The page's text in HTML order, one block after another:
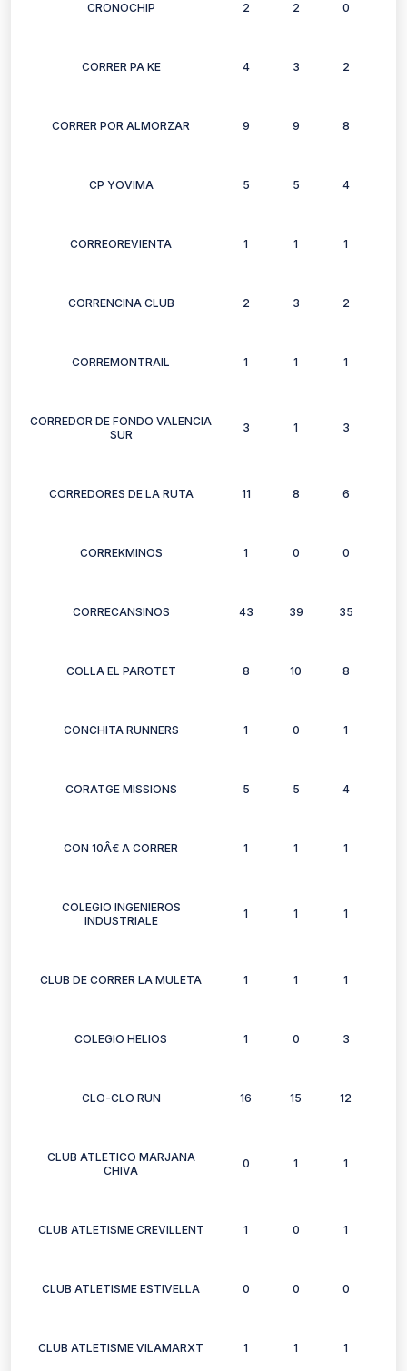
CRONOCHIP 2 2 0
CORRER PA KE 4 3 2
CORRER POR ALMORZAR 9 9 8
CP YOVIMA 5 5 4
CORREOREVIENTA 1 1 1
CORRENCINA CLUB 2 3 2
CORREMONTRAIL 1 1 1
CORREDOR DE FONDO VALENCIA
SUR
3 1 3
CORREDORES DE LA RUTA 11 8 6
CORREKMINOS 1 0 0
CORRECANSINOS 43 39 35
COLLA EL PAROTET 8 10 8
CONCHITA RUNNERS 1 0 1
CORATGE MISSIONS 5 5 4
CON 10Â€ A CORRER 1 1 1
COLEGIO INGENIEROS
INDUSTRIALE
1 1 1
CLUB DE CORRER LA MULETA 1 1 1
COLEGIO HELIOS 1 0 3
CLO-CLO RUN 16 15 12
CLUB ATLETICO MARJANA
CHIVA
0 1 1
CLUB ATLETISME CREVILLENT 1 0 1
CLUB ATLETISME ESTIVELLA 0 0 0
CLUB ATLETISME VILAMARXT 1 1 1